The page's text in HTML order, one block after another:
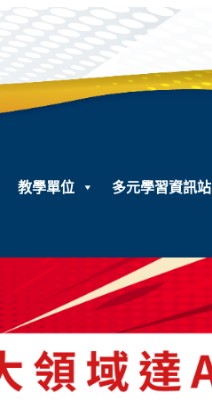
教學單位 多元學習資訊站